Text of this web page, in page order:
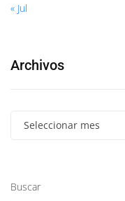
« Jul
Archivos
Seleccionar mes
Buscar